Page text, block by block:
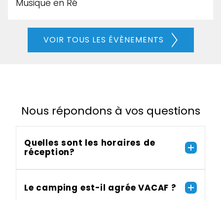
Musique en Ré
VOIR TOUS LES ÉVÈNEMENTS
Nous répondons à vos questions
Quelles sont les horaires de
réception?
Le camping est-il agrée VACAF ?